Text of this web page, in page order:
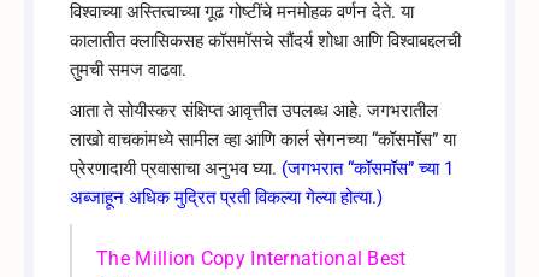
विश्वाच्या अस्तित्वाच्या गूढ गोष्टींचे मनमोहक वर्णन देते. या
कालातीत क्लासिकसह कॉसमॉसचे सौंदर्य शोधा आणि विश्वाबद्दलची
तुमची समज वाढवा.
आता ते सोयीस्कर संक्षिप्त आवृत्तीत उपलब्ध आहे. जगभरातील
लाखो वाचकांमध्ये सामील व्हा आणि कार्ल सेगनच्या “कॉसमॉस” या
प्रेरणादायी प्रवासाचा अनुभव घ्या. (जगभरात “कॉसमॉस” च्या 1
अब्जाहून अधिक मुद्रित प्रती विकल्या गेल्या होत्या.)
The Million Copy International Best